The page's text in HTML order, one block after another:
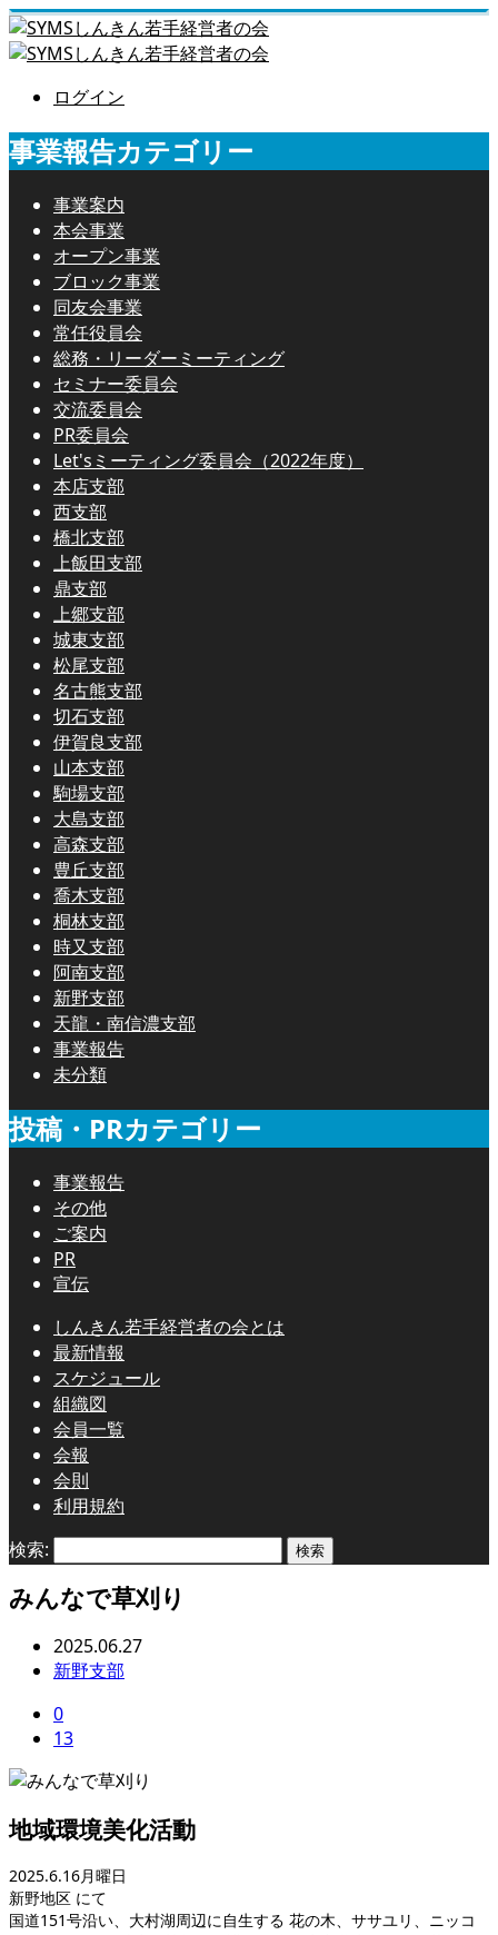
ログイン
事業報告カテゴリー
事業案内
本会事業
オープン事業
ブロック事業
同友会事業
常任役員会
総務・リーダーミーティング
セミナー委員会
交流委員会
PR委員会
Let'sミーティング委員会（2022年度）
本店支部
西支部
橋北支部
上飯田支部
鼎支部
上郷支部
城東支部
松尾支部
名古熊支部
切石支部
伊賀良支部
山本支部
駒場支部
大島支部
高森支部
豊丘支部
喬木支部
桐林支部
時又支部
阿南支部
新野支部
天龍・南信濃支部
事業報告
未分類
投稿・PRカテゴリー
事業報告
その他
ご案内
PR
宣伝
しんきん若手経営者の会とは
最新情報
スケジュール
組織図
会員一覧
会報
会則
利用規約
検索:
みんなで草刈り
2025.06.27
新野支部
0
13
地域環境美化活動
2025.6.16月曜日
新野地区 にて
国道151号沿い、大村湖周辺に自生する 花の木、ササユリ、ニッコ